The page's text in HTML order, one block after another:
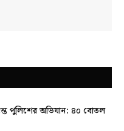
পুলিশের অভিযান: ৪০ বোতল